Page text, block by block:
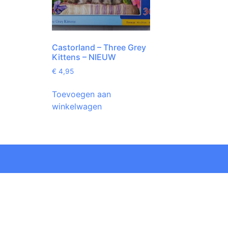
Castorland – Three Grey
Kittens – NIEUW
€ 4,95
Toevoegen aan
winkelwagen